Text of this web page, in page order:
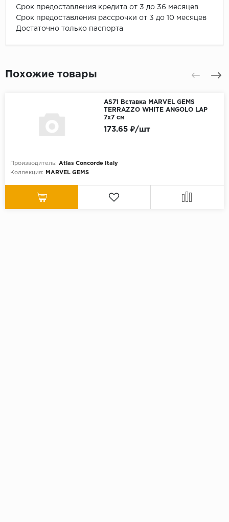
Срок предоставления кредита от 3 до 36 месяцев
Срок предоставления рассрочки от 3 до 10 месяцев
Достаточно только паспорта
Похожие товары
AS71 Вставка MARVEL GEMS
TERRAZZO WHITE ANGOLO LAP
7x7 см
Производитель: Atlas Concorde Italy
Коллекция:
MARVEL GEMS
173.65 ₽/шт